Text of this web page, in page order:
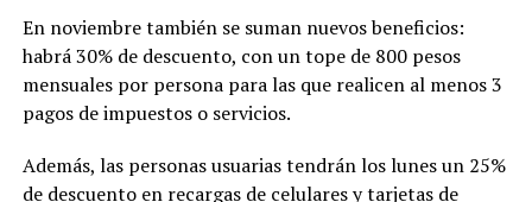
En noviembre también se suman nuevos beneficios:
habrá 30% de descuento, con un tope de 800 pesos
mensuales por persona para las que realicen al menos 3
pagos de impuestos o servicios.
Además, las personas usuarias tendrán los lunes un 25%
de descuento en recargas de celulares y tarjetas de